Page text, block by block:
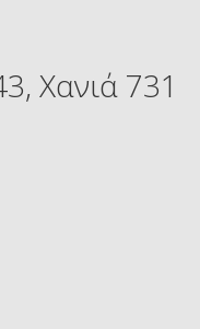
Χανιά 731